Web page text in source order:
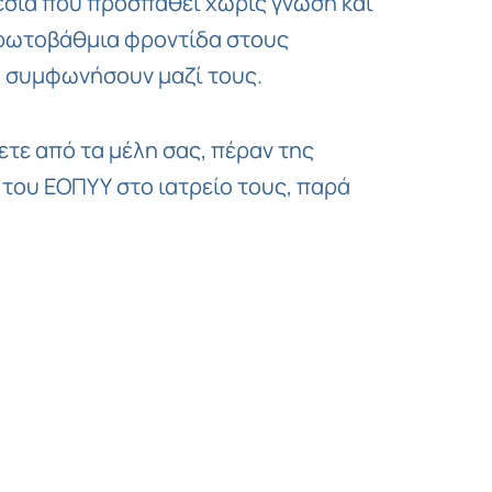
φροντίδα στους
συμφωνήσουν μαζί τους.
από τα μέλη σας, πέραν της
ΕΟΠΥΥ στο ιατρείο τους, παρά